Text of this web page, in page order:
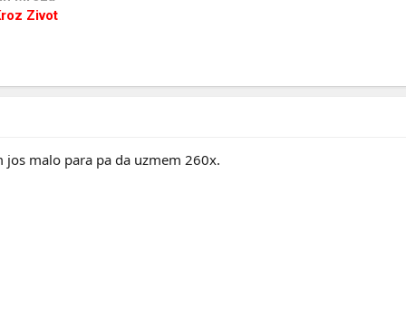
Zivot
jos malo para pa da uzmem 260x.